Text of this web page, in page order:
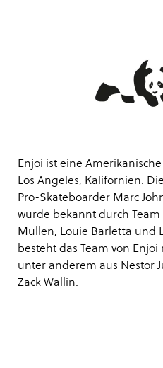
Enjoi ist eine
Los Angeles, Kalifornien.
Pro-Skateboarder Marc
wurde bekannt durch Team
Mullen, Louie Barletta und
besteht das Team von
unter anderem aus Nestor
Zack Wallin.